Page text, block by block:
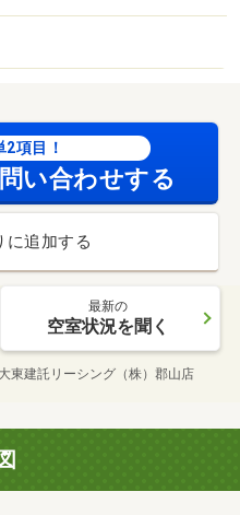
2項目！
い合わせする
に追加する
最新の
空室状況を聞く
東建託リーシング（株）郡山店